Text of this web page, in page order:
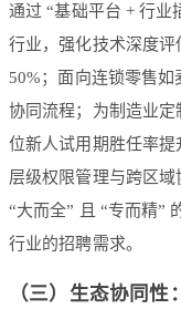
通过 “基础平台 + 行业
行业，强化技术深度
50%；面向连锁零售如
协同流程；为制造业定
位新人试用期胜任率
层级权限管理与跨区
“大而全” 且 “专而精”
行业的招聘需求。
（三）生态协同性